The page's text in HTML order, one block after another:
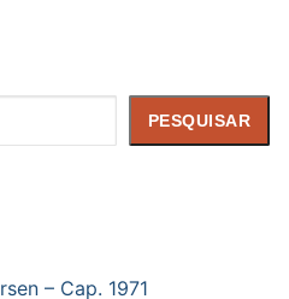
PESQUISAR
– Cap. 1971